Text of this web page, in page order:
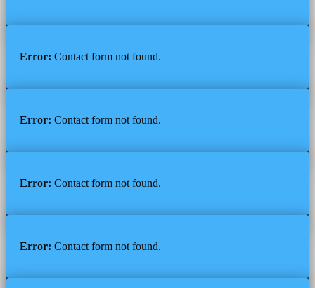
Error: Contact form not found.
Error: Contact form not found.
Error: Contact form not found.
Error: Contact form not found.